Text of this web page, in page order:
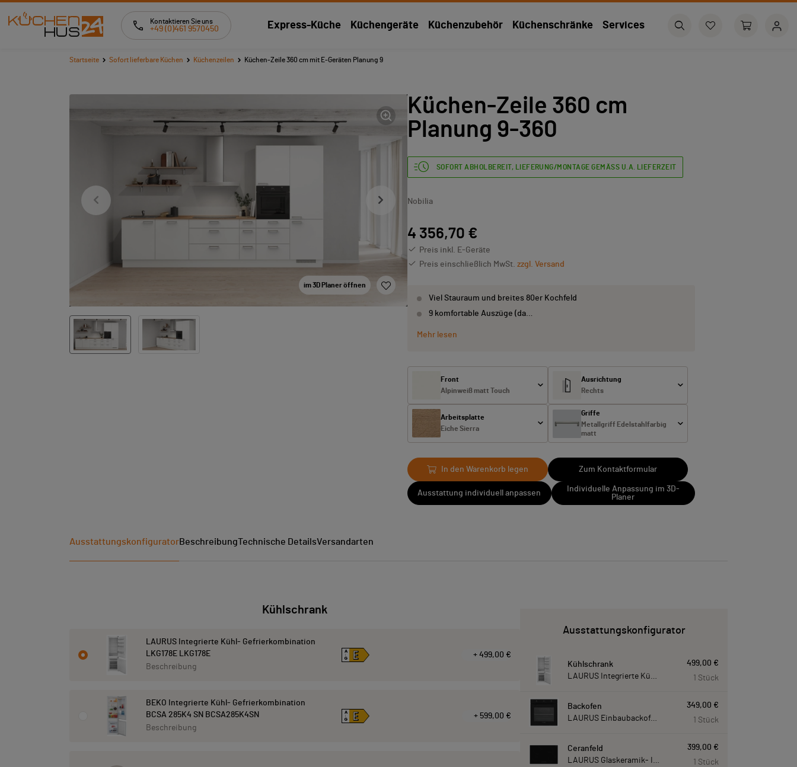
Kontaktieren Sie uns
+49 (0)461 9570450 Express-Küche Küchengeräte Küchenzubehör Küchenschränke Services
Startseite Sofort lieferbare Küchen Küchenzeilen Küchen-Zeile 360 cm mit E-Geräten Planung 9
im 3D Planer öffnen
Küchen-Zeile 360 cm
Planung 9-360
SOFORT ABHOLBEREIT, LIEFERUNG/MONTAGE GEMÄSS U.A. LIEFERZEIT
Nobilia
4 356,70 €
Preis inkl. E-Geräte
Preis einschließlich MwSt. zzgl. Versand
Viel Stauraum und breites 80er Kochfeld
9 komfortable Auszüge (da…
Mehr lesen
Front
Alpinweiß matt Touch
Ausrichtung
Rechts
Arbeitsplatte
Eiche Sierra
Griffe
Metallgriff Edelstahlfarbig
matt
In den Warenkorb legen Zum Kontaktformular
Ausstattung individuell anpassen
Individuelle Anpassung im 3D-
Planer
AusstattungskonfiguratorBeschreibungTechnische DetailsVersandarten
Kühlschrank
LAURUS Integrierte Kühl- Gefrierkombination
LKG178E LKG178E
Beschreibung
A
↑
G E + 499,00 €
BEKO Integrierte Kühl- Gefrierkombination
BCSA 285K4 SN BCSA285K4SN
Beschreibung
A
↑
G E + 599,00 €
Ausstattungskonfigurator
Kühlschrank
LAURUS Integrierte Kühl- Gefrierkombination LKG178E LKG178E
499,00 €
1 Stück
Backofen
LAURUS Einbaubackofen LEB10BK mit Hydrolyse LEB10BK
349,00 €
1 Stück
Ceranfeld
LAURUS Glaskeramik- Induktionskochfeld LIA780, autark LIA780
399,00 €
1 Stück